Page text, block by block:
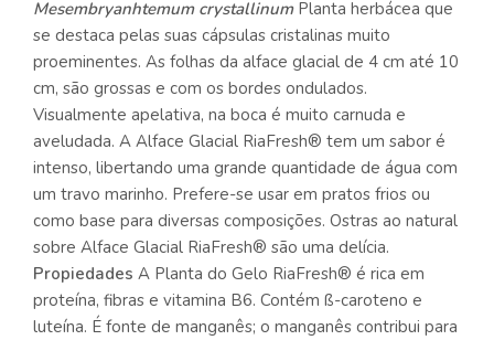
Mesembryanhtemum crystallinumPlanta herbácea que
se destaca pelas suas cápsulas cristalinas muito
proeminentes. As folhas da alface glacial de 4 cm até 10
cm, são grossas e com os bordes ondulados.
Visualmente apelativa, na boca é muito carnuda e
aveludada. A Alface Glacial RiaFresh® tem um sabor é
intenso, libertando uma grande quantidade de água com
um travo marinho. Prefere-se usar em pratos frios ou
como base para diversas composições. Ostras ao natural
sobre Alface Glacial RiaFresh® são uma delícia.
Propiedades A Planta do Gelo RiaFresh® é rica em
proteína, fibras e vitamina B6. Contém ß-caroteno e
luteína. É fonte de manganês; o manganês contribui para